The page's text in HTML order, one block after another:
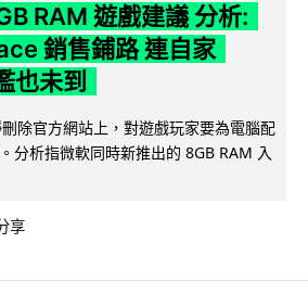
RAM 遊戲建議 分析:
銷售鋪路 連自家
也未到
除官方網站上，對遊戲玩家要為電腦配
分析指微軟同時新推出的 8GB RAM 入
享